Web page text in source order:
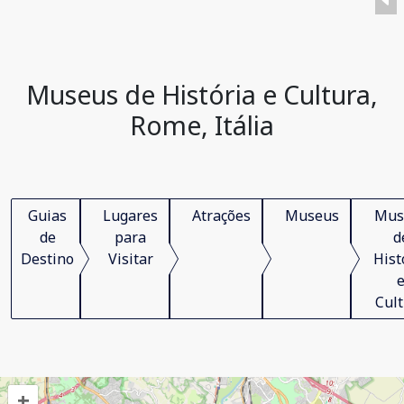
Museus de História e Cultura,
Rome, Itália
Guias
de
Destino
Lugares
para
Visitar
Atrações Museus
e